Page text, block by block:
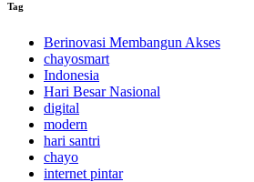
Tag
Berinovasi Membangun Akses
chayosmart
Indonesia
Hari Besar Nasional
digital
modern
hari santri
chayo
internet pintar